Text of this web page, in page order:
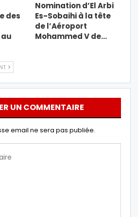
des
Nomination d’El Arbi
Es-Sobaihi à la tête
de l’Aéroport
Mohammed V de…
UN COMMENTAIRE
email ne sera pas publiée.